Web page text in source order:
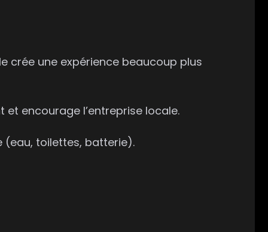
crée une expérience beaucoup plus
encourage l’entreprise locale.
(eau, toilettes, batterie).